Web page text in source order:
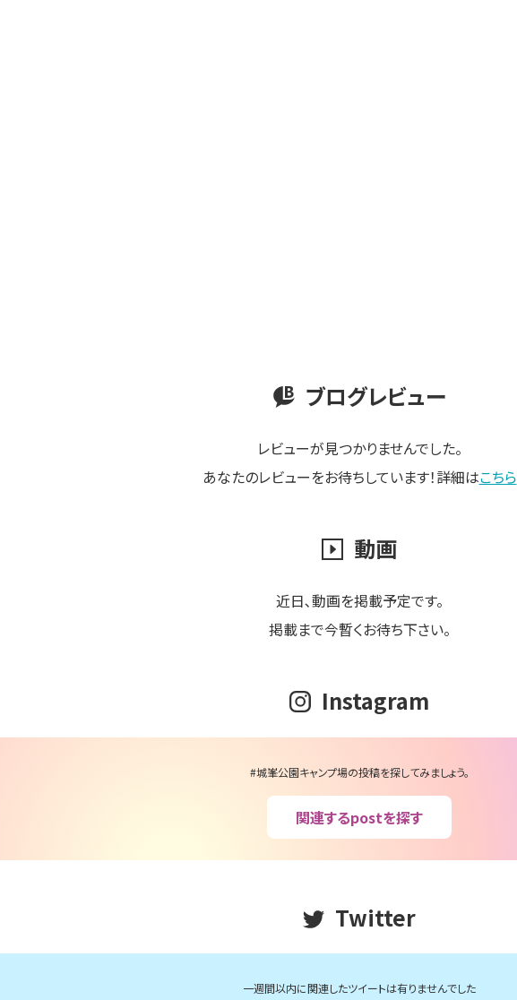
ブログレビュー
レビューが見つかりませんでした。
あなたのレビューをお待ちしています！詳細はこちら
動画
近日､動画を掲載予定です。
掲載まで今暫くお待ち下さい。
Instagram
#城峯公園キャンプ場の投稿を探してみましょう。
関連するpostを探す
Twitter
一週間以内に関連したツイートは有りませんでした